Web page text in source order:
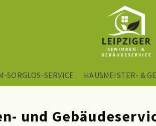
SORGLOS-SERVICE HAUSMEISTER- &
und